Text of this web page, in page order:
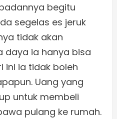
begitu
segelas es jeruk
tidak akan
daya ia hanya bisa
ini ia tidak boleh
Uang yang
untuk membeli
pulang ke rumah.